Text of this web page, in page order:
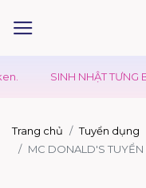
SINH NHẬT TƯNG
Trang chủ
Tuyển dụng
MC DONALD'S TUYỂN